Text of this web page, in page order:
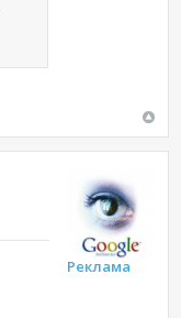
Реклама